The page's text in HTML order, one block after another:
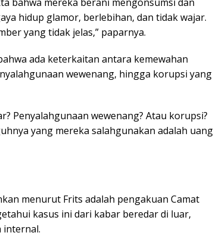
hidup glamor, berlebihan, dan tidak wajar.
yang tidak jelas,” paparnya.
ada keterkaitan antara kemewahan
wewenang, hingga korupsi yang
Penyalahgunaan wewenang? Atau korupsi?
yang mereka salahgunakan adalah uang
menurut Frits adalah pengakuan Camat
kasus ini dari kabar beredar di luar,
internal.